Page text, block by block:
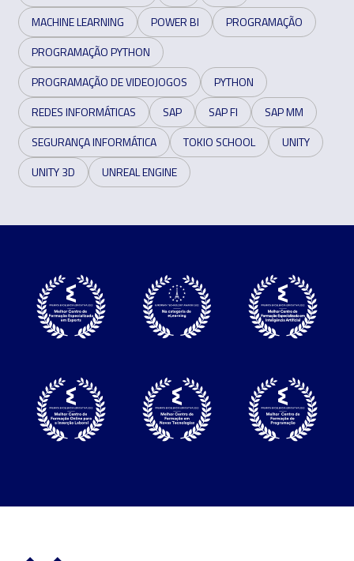
MACHINE LEARNING
POWER BI
PROGRAMAÇÃO
PROGRAMAÇÃO PYTHON
PROGRAMAÇÃO DE VIDEOJOGOS
PYTHON
REDES INFORMÁTICAS
SAP SAP FI
SAP MM
SEGURANÇA INFORMÁTICA
TOKIO SCHOOL
UNITY
UNITY 3D
UNREAL ENGINE